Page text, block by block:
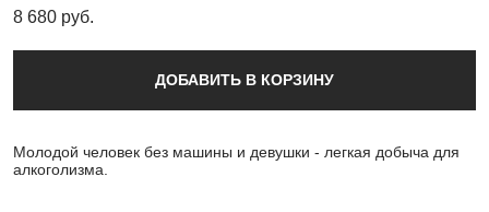
8 680 pуб.
ДОБАВИТЬ В КОРЗИНУ
Молодой человек без машины и девушки - легкая добыча для
алкоголизма.